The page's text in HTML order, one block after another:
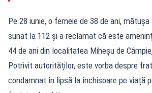
Pe 28 iunie, o femeie de 38 de ani,
sunat la 112 și a reclamat că este
44 de ani din localitatea Miheșu de
Potrivit autorităților, este vorba despre
condamnat în lipsă la închisoare pe viață